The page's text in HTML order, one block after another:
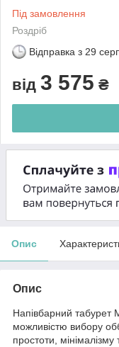
Під замовлення
Роздріб
Відправка з 29
від 3 575 ₴
Опис
Опис
Напівбарний табурет
можливістю вибору
простоти,